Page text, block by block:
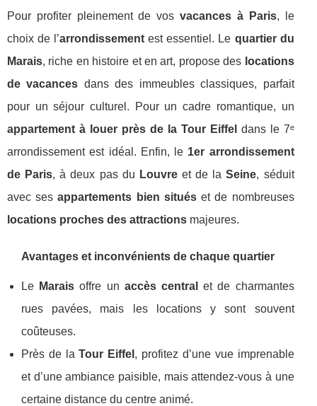
Pour profiter pleinement de vosvacances à Paris, le
choix de l’arrondissement est essentiel. Le quartier du
Marais, riche en histoire et en art, propose des locations
de vacances dans des immeubles classiques, parfait
pour un séjour culturel. Pour un cadre romantique, un
appartement à louer près de la Tour Eiffel dans le 7ᵉ
arrondissement est idéal. Enfin, le 1er arrondissement
de Paris, à deux pas du Louvreet de laSeine, séduit
avec sesappartements bien situéset de nombreuses
locations proches des attractions majeures.
Avantages et inconvénients de chaque quartier
Le Marais offre un accès central
et de charmantes
rues pavées, mais les locations y sont souvent
coûteuses.
Près de laTour Eiffel , profitez d’une vue imprenable
et d’une ambiance paisible, mais attendez-vous à une
certaine distance du centre animé.